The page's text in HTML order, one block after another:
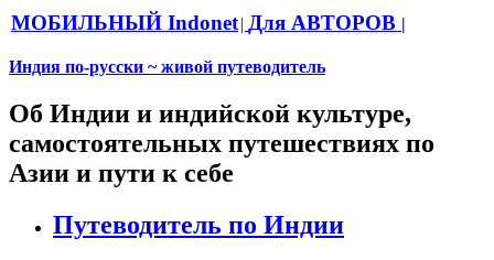
МОБИЛЬНЫЙ Indonet| Для АВТОРОВ |
Индия по-русски ~ живой путеводитель
Об Индии и индийской культуре,
самостоятельных путешествиях по
Азии и пути к себе
Путеводитель по Индии